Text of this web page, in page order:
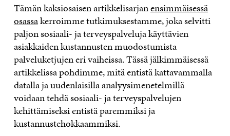
Tämän kaksiosaisen artikkelisarjanensimmäisessä
osassakerroimme tutkimuksestamme, joka selvitti
paljon sosiaali- ja terveyspalveluja käyttävien
asiakkaiden kustannusten muodostumista
palveluketjujen eri vaiheissa. Tässä jälkimmäisessä
artikkelissa pohdimme, mitä entistä kattavammalla
datalla ja uudenlaisilla analyysimenetelmillä
voidaan tehdä sosiaali- ja terveyspalvelujen
kehittämiseksi entistä paremmiksi ja
kustannustehokkaammiksi.